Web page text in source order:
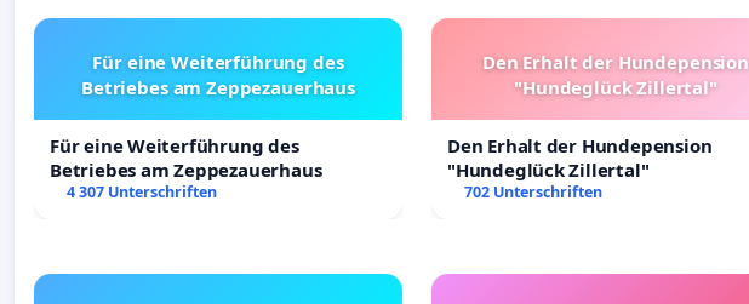
Für eine Weiterführung des
Betriebes am Zeppezauerhaus
Für eine Weiterführung des
Betriebes am Zeppezauerhaus
4 307 Unterschriften
Den Erhalt der Hundepension
"Hundeglück Zillertal"
Den Erhalt der Hundepension
"Hundeglück Zillertal"
702 Unterschriften